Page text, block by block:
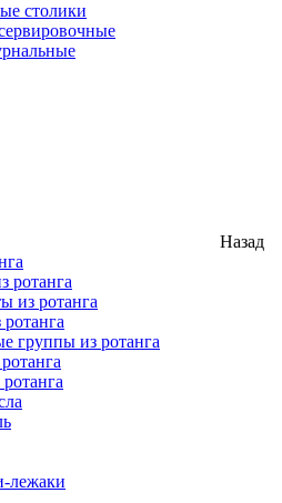
столики
Назад
ротанга
из ротанга
группы из ротанга
лежаки